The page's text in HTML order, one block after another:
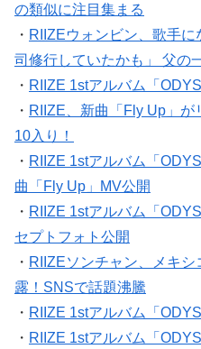
の類似に注目集まる
・ RIIZEウォンビン、歌手
司修行していたかも」 父の
・ RIIZE 1stアルバム「
・ RIIZE、新曲「Fly Up」
10入り！
・ RIIZE 1stアルバム「
曲「Fly Up」MV公開
・ RIIZE 1stアルバム「
セプトフォト公開
・ RIIZEソンチャン、メキ
露！SNSで話題沸騰
・ RIIZE 1stアルバム「
・ RIIZE 1stアルバム「